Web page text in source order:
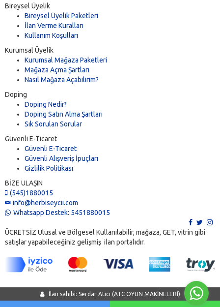
İlan sahibi: Serdar Atıcı (ATC OYUN MAKİNELERİ)
Bireysel Üyelik
Bireysel Üyelik Paketleri
İlan Verme Kuralları
Kullanım Koşulları
Kurumsal Üyelik
Kurumsal Mağaza Paketleri
Mağaza Açma Şartları
Nasıl Mağaza Açabilirim?
Doping
Doping Nedir?
Doping Satın Alma Şartları
Sık Sorulan Sorular
Güvenli E-Ticaret
Güvenli E-Ticaret
Güvenli Alışveriş İpuçları
Gizlilik Politikası
BİZE ULAŞIN
(545)1880015
info@herbiseycii.com
Whatsapp Destek: 5451880015
ÜCRETSİZ Ulusal ve Bölgesel Kullanılabilir, mağaza, GET, vitrin gibi
satışlar yapabileceğiniz gelişmiş ilan portalıdır.